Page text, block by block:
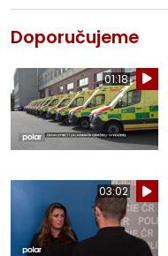
Doporučujeme
01:18
03:02